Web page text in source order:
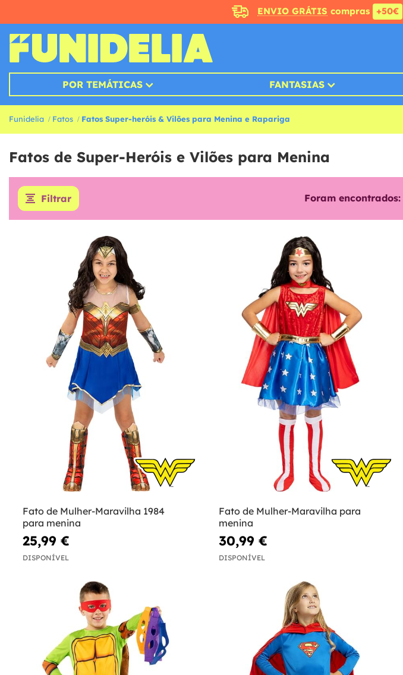
ENVIO GRÁTIS compras +50€
POR TEMÁTICAS FANTASIAS
Funidelia Fatos Fatos Super-heróis & Vilões para Menina e Rapariga
Fatos de Super-Heróis e Vilões para Menina
Filtrar Foram encontrados:
Fato de Mulher-Maravilha 1984
para menina
25,99 €
DISPONÍVEL
Fato de Mulher-Maravilha para
menina
30,99 €
DISPONÍVEL